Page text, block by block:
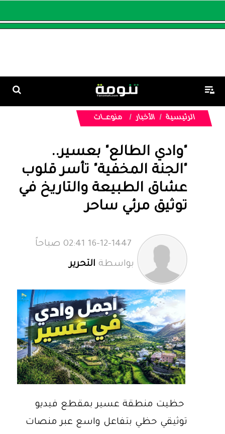
الرئيسية الأخبار منوعـــات
"وادي الطالع" بعسير..
"الجنة المخفية" تأسر قلوب
عشاق الطبيعة والتاريخ في
توثيق مرئي ساحر
بواسطة التحرير
حظيت منطقة عسير بمقطع فيديو
توثيقي حظي بتفاعل واسع عبر منصات